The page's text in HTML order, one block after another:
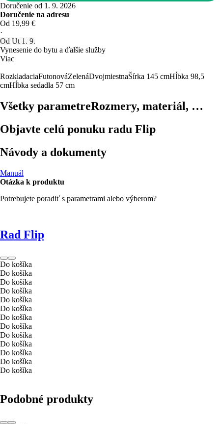
Doručenie od 1. 9. 2026
Doručenie na adresu
Od 19,99 €
·
Od Ut 1. 9.
Vynesenie do bytu a ďalšie služby
Viac
RozkladaciaFutonováZelenáDvojmiestnaŠírka 145 cmHĺbka 98,5
cmHĺbka sedadla 57 cm
Všetky parametreRozmery, materiál, …
Objavte celú ponuku radu Flip
Návody a dokumenty
Manuál
Otázka k produktu
Potrebujete poradiť s parametrami alebo výberom?
Rad Flip
Do košíka
Do košíka
Do košíka
Do košíka
Do košíka
Do košíka
Do košíka
Do košíka
Do košíka
Do košíka
Do košíka
Do košíka
Do košíka
Podobné produkty